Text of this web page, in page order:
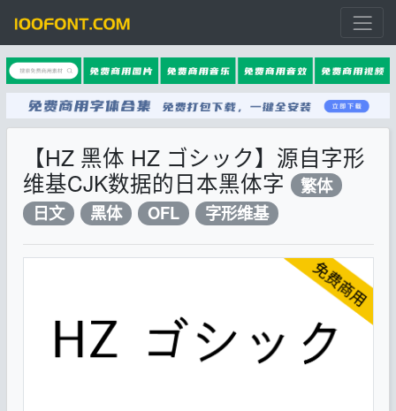
【HZ 黑体 HZ ゴシック】源自字形
维基CJK数据的日本黑体字
繁体
日文
黑体 OFL 字形维基